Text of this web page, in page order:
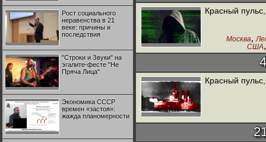
Рост социального
неравенства в 21
веке: причины и
последствия
"Строки и Звуки" на
эгалите-фесте "Не
Пряча Лица"
Экономика СССР
времен «застоя»:
жажда планомерности
Красный
Москва,
США
Испания,
Италия,
Красный